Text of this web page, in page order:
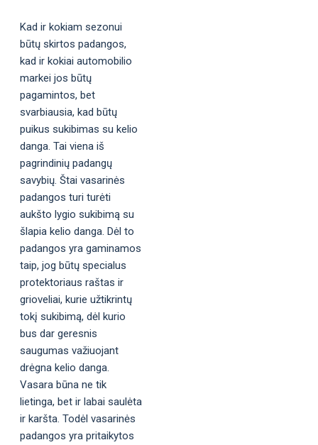
Kad ir kokiam sezonui
būtų skirtos padangos,
kad ir kokiai automobilio
markei jos būtų
pagamintos, bet
svarbiausia, kad būtų
puikus sukibimas su kelio
danga. Tai viena iš
pagrindinių padangų
savybių. Štai vasarinės
padangos turi turėti
aukšto lygio sukibimą su
šlapia kelio danga. Dėl to
padangos yra gaminamos
taip, jog būtų specialus
protektoriaus raštas ir
grioveliai, kurie užtikrintų
tokį sukibimą, dėl kurio
bus dar geresnis
saugumas važiuojant
drėgna kelio danga.
Vasara būna ne tik
lietinga, bet ir labai saulėta
ir karšta. Todėl vasarinės
padangos yra pritaikytos